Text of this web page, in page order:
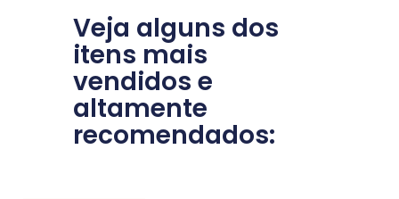
Veja alguns dos
itens mais
vendidos e
altamente
recomendados: